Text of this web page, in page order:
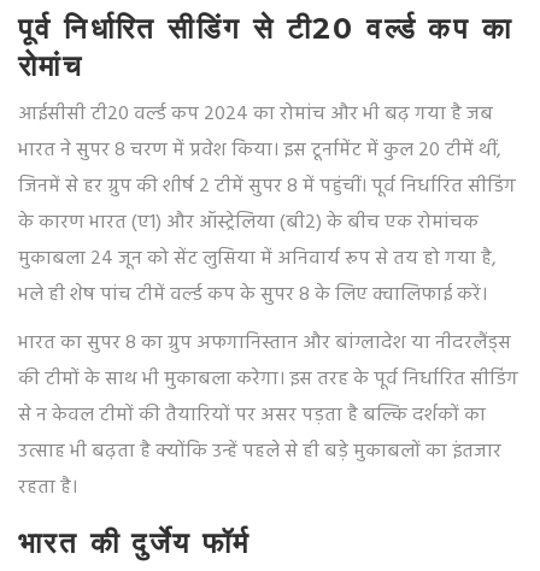
पूर्व निर्धारित सीडिंग से टी20 वर्ल्ड कप का
रोमांच
आईसीसी टी20 वर्ल्ड कप 2024 का रोमांच और भी बढ़ गया है जब
भारत ने सुपर 8 चरण में प्रवेश किया। इस टूर्नामेंट में कुल 20 टीमें थीं,
जिनमें से हर ग्रुप की शीर्ष 2 टीमें सुपर 8 में पहुंचीं। पूर्व निर्धारित सीडिंग
के कारण भारत (ए1) और ऑस्ट्रेलिया (बी2) के बीच एक रोमांचक
मुकाबला 24 जून को सेंट लुसिया में अनिवार्य रूप से तय हो गया है,
भले ही शेष पांच टीमें वर्ल्ड कप के सुपर 8 के लिए क्वालिफाई करें।
भारत का सुपर 8 का ग्रुप अफगानिस्तान और बांग्लादेश या नीदरलैंड्स
की टीमों के साथ भी मुकाबला करेगा। इस तरह के पूर्व निर्धारित सीडिंग
से न केवल टीमों की तैयारियों पर असर पड़ता है बल्कि दर्शकों का
उत्साह भी बढ़ता है क्योंकि उन्हें पहले से ही बड़े मुकाबलों का इंतजार
रहता है।
भारत की दुर्जेय फॉर्म